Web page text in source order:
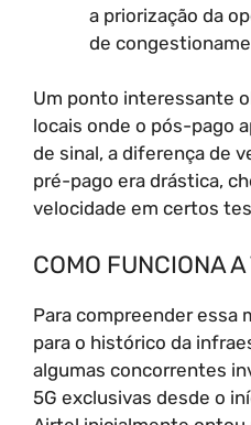
a priorização da
de
Um ponto interessante
locais onde o pós-pago
de sinal, a diferença de
pré-pago era drástica,
velocidade em certos
COMO FUNCIONA
Para compreender essa
para o histórico da
algumas concorrentes
5G exclusivas desde o